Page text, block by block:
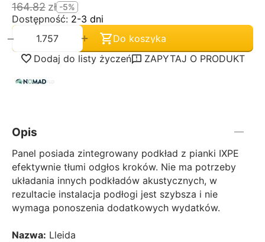
164.82 zł -5%
Dostępność: 2-3 dni
+
−
Do koszyka
Dodaj do listy życzeń
ZAPYTAJ O PRODUKT
Opis
Panel posiada zintegrowany podkład z pianki IXPE
efektywnie tłumi odgłos kroków. Nie ma potrzeby
układania innych podkładów akustycznych, w
rezultacie instalacja podłogi jest szybsza i nie
wymaga ponoszenia dodatkowych wydatków.
Nazwa: Lleida